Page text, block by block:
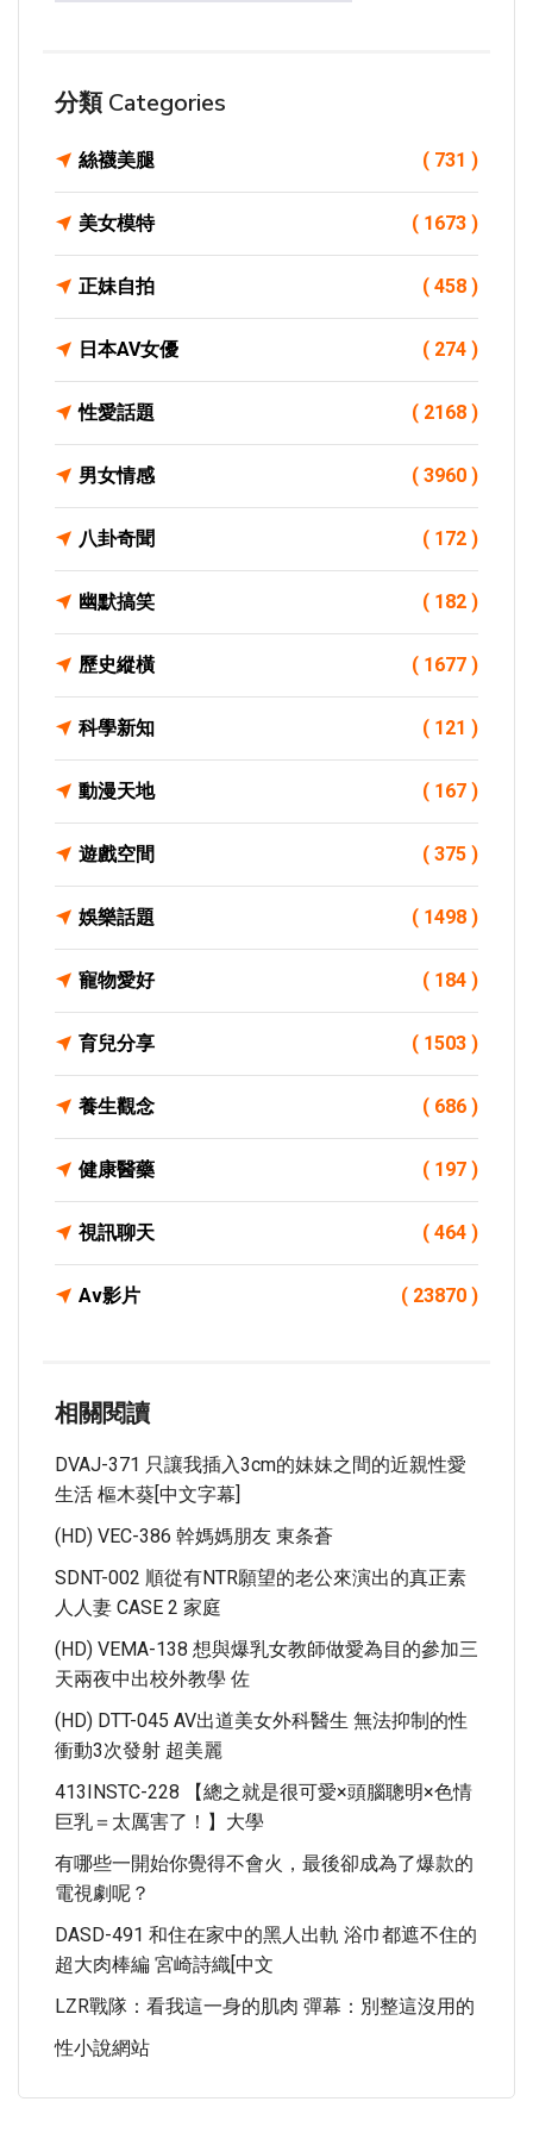
分類 Categories
絲襪美腿 ( 731 )
美女模特 ( 1673 )
正妹自拍 ( 458 )
日本AV女優 ( 274 )
性愛話題 ( 2168 )
男女情感 ( 3960 )
八卦奇聞 ( 172 )
幽默搞笑 ( 182 )
歷史縱橫 ( 1677 )
科學新知 ( 121 )
動漫天地 ( 167 )
遊戲空間 ( 375 )
娛樂話題 ( 1498 )
寵物愛好 ( 184 )
育兒分享 ( 1503 )
養生觀念 ( 686 )
健康醫藥 ( 197 )
視訊聊天 ( 464 )
Av影片 ( 23870 )
相關閱讀
DVAJ-371 只讓我插入3cm的妹妹之間的近親性愛
生活 樞木葵[中文字幕]
(HD) VEC-386 幹媽媽朋友 東条蒼
SDNT-002 順從有NTR願望的老公來演出的真正素
人人妻 CASE 2 家庭
(HD) VEMA-138 想與爆乳女教師做愛為目的參加三
天兩夜中出校外教學 佐
(HD) DTT-045 AV出道美女外科醫生 無法抑制的性
衝動3次發射 超美麗
413INSTC-228 【總之就是很可愛×頭腦聰明×色情
巨乳＝太厲害了！】大學
有哪些一開始你覺得不會火，最後卻成為了爆款的
電視劇呢？
DASD-491 和住在家中的黑人出軌 浴巾都遮不住的
超大肉棒編 宮崎詩織[中文
LZR戰隊：看我這一身的肌肉 彈幕：別整這沒用的
性小說網站